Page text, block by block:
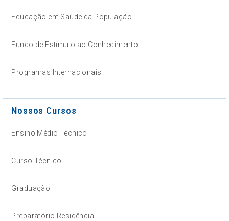
Educação em Saúde da População
Fundo de Estímulo ao Conhecimento
Programas Internacionais
Nossos Cursos
Ensino Médio Técnico
Curso Técnico
Graduação
Preparatório Residência